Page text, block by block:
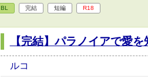
BL 完結 短編 R18
【完結】パラノイアで愛を
ルコ